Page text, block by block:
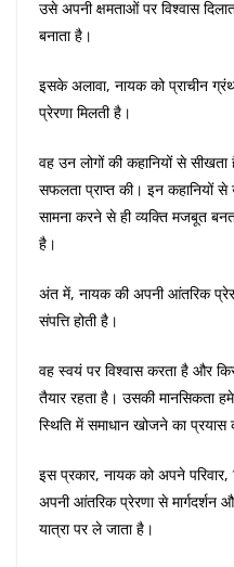
उसे अपनी क्षमताओं पर विश्वास
बनाता है।
इसके अलावा, नायक को प्राचीन
प्रेरणा मिलती है।
वह उन लोगों की कहानियों से सीखता
सफलता प्राप्त की। इन कहानियों
सामना करने से ही व्यक्ति मजबूत
है।
अंत में, नायक की अपनी आंतरिक
संपत्ति होती है।
वह स्वयं पर विश्वास करता है और
तैयार रहता है। उसकी मानसिकता
स्थिति में समाधान खोजने का प्रयास
इस प्रकार, नायक को अपने परिवार,
अपनी आंतरिक प्रेरणा से मार्गदर्शन
यात्रा पर ले जाता है।